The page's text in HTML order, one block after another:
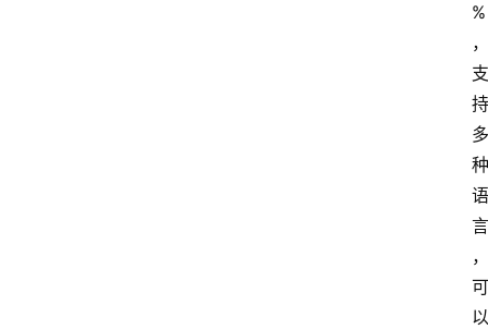
%
，
支
持
多
种
语
言
，
可
以